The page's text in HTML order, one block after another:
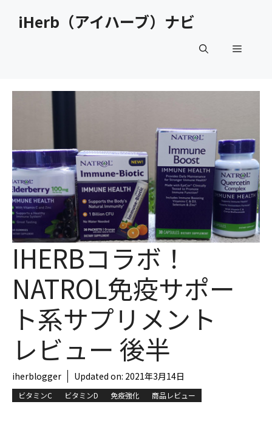
iHerb（アイハーブ）ナビ
メ
ー
IHERBコラボ！
NATROL免疫サポー
ト系サプリメント
レビュー 後半
iherblogger Updated on: 2021年3月14日
ビタミンC ビタミンD 免疫強化 商品レビュー